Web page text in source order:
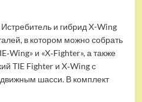
и гибрид X-Wing
в котором можно собрать
и «X‑Fighter», а также
TIE Fighter и X‑Wing с
шасси. В комплект